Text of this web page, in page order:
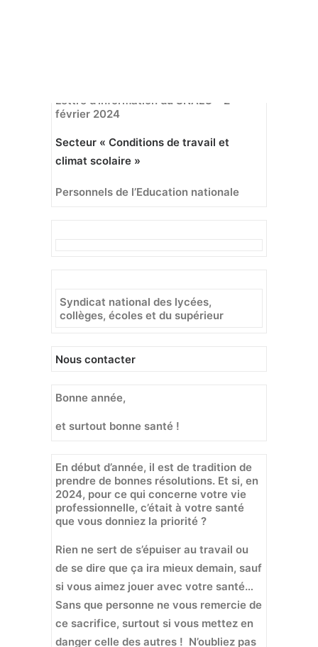
Lettre d’information du SNALC – 2
février 2024
Secteur « Conditions de travail et
climat scolaire »
Personnels de l’Education nationale
Syndicat national des lycées,
collèges, écoles et du supérieur
Nous contacter
Bonne année,
et surtout bonne santé !
En début d’année, il est de tradition de
prendre de bonnes résolutions. Et si, en
2024, pour ce qui concerne votre vie
professionnelle, c’était à votre santé
que vous donniez la priorité ?
Rien ne sert de s’épuiser au travail ou
de se dire que ça ira mieux demain, sauf
si vous aimez jouer avec votre santé…
Sans que personne ne vous remercie de
ce sacrifice, surtout si vous mettez en
danger celle des autres ! N’oubliez pas